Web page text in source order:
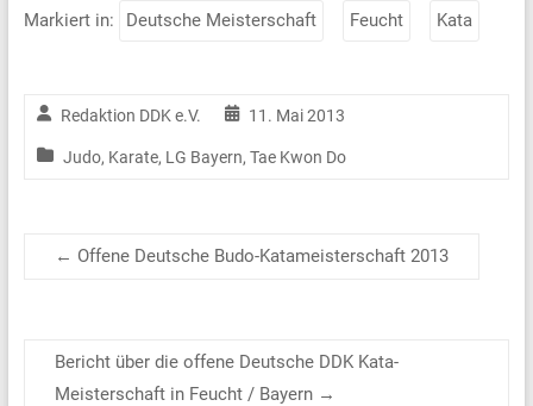
Markiert in: Deutsche Meisterschaft Feucht Kata
Redaktion DDK e.V. 11. Mai 2013
Judo, Karate, LG Bayern, Tae Kwon Do
← Offene Deutsche Budo-Katameisterschaft 2013
Bericht über die offene Deutsche DDK Kata-
Meisterschaft in Feucht / Bayern →